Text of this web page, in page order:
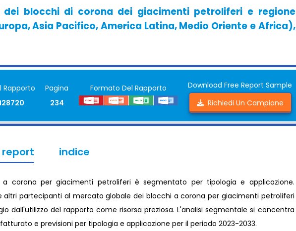
dei blocchi di corona dei giacimenti petroliferi e regione
Asia Pacifico, America Latina, Medio Oriente e Africa),
Rapporto
Pagina
234
Formato Del Rapporto
Download Free Report Sample
Richiedi Un Campione
indice
corona per giacimenti petroliferi è segmentato per tipologia e applicazione.
altri partecipanti al mercato globale dei blocchi a corona per giacimenti petroliferi
dall'utilizzo del rapporto come risorsa preziosa. L'analisi segmentale si concentra
e previsioni per tipologia e applicazione per il periodo 2023-2033.